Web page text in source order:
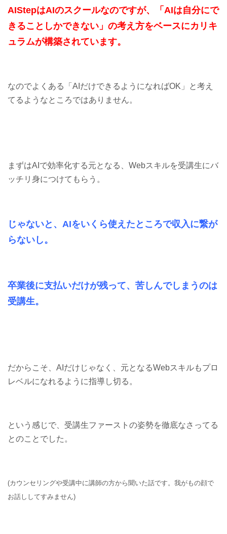
AIStepはAIのスクールなのですが、「AIは自分にで
きることしかできない」の考え方をベースにカリキ
ュラムが構築されています。
なのでよくある「AIだけできるようになればOK」と考え
てるようなところではありません。
まずはAIで効率化する元となる、Webスキルを受講生にバ
ッチリ身につけてもらう。
じゃないと、AIをいくら使えたところで収入に繋が
らないし。
卒業後に支払いだけが残って、苦しんでしまうのは
受講生。
だからこそ、AIだけじゃなく、元となるWebスキルもプロ
レベルになれるように指導し切る。
という感じで、受講生ファーストの姿勢を徹底なさってる
とのことでした。
(カウンセリングや受講中に講師の方から聞いた話です。我がもの顔で
お話ししてすみません)